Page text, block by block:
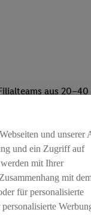
aus
rundum
und unserer
und ein Zugriff auf
mit Ihrer
mit
für personalisierte